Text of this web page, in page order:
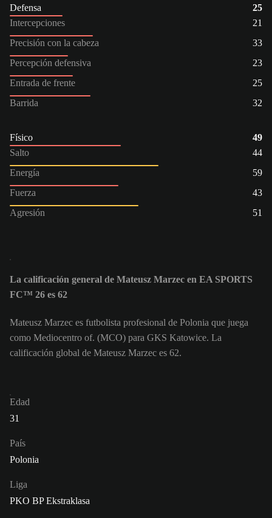
Defensa
25
Intercepciones
21
Precisión con la cabeza
33
Percepción defensiva
23
Entrada de frente
25
Barrida
32
Físico
49
Salto
44
Energía
59
Fuerza
43
Agresión
51
La calificación general de Mateusz Marzec en EA SPORTS
FC™ 26 es 62
Mateusz Marzec es futbolista profesional de Polonia que juega
como Mediocentro of. (MCO) para GKS Katowice. La
calificación global de Mateusz Marzec es 62.
Edad
31
País
Polonia
Liga
PKO BP Ekstraklasa